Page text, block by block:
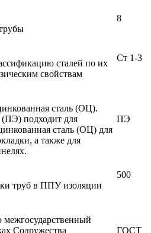
8
сталей по их
свойствам
Ст 1-3
сталь (ОЦ).
(ПЭ) подходит для
сталь (ОЦ) для
а также для
ПЭ
труб в ППУ изоляции
500
Содружества
ГОСТ